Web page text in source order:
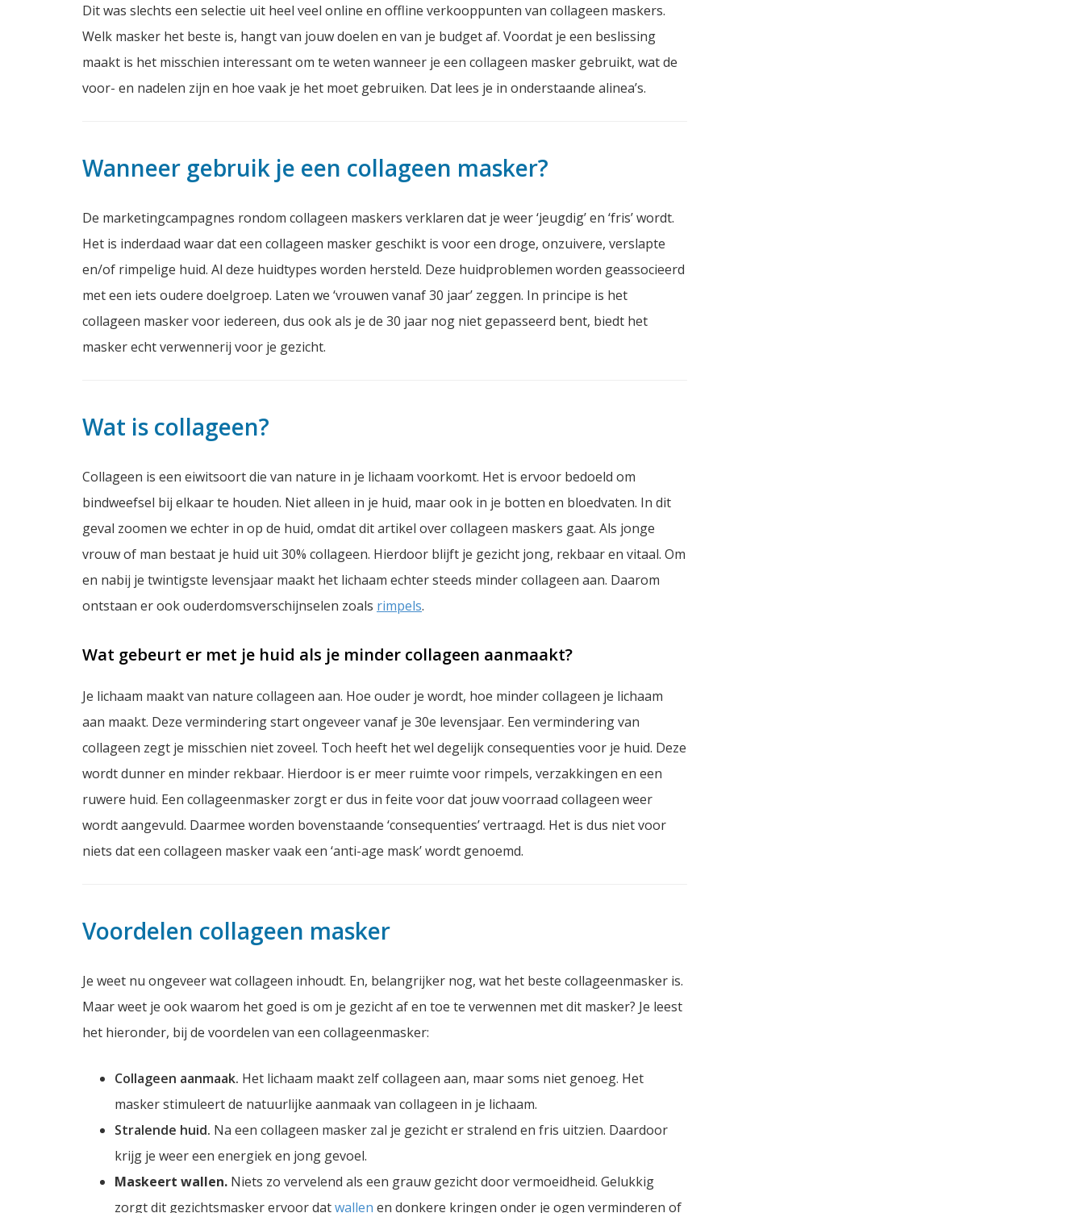
Dit was slechts een selectie uit heel veel online en offline verkooppunten van collageen maskers.
Welk masker het beste is, hangt van jouw doelen en van je budget af. Voordat je een beslissing
maakt is het misschien interessant om te weten wanneer je een collageen masker gebruikt, wat de
voor- en nadelen zijn en hoe vaak je het moet gebruiken. Dat lees je in onderstaande alinea’s.
Wanneer gebruik je een collageen masker?
De marketingcampagnes rondom collageen maskers verklaren dat je weer ‘jeugdig’ en ‘fris’ wordt.
Het is inderdaad waar dat een collageen masker geschikt is voor een droge, onzuivere, verslapte
en/of rimpelige huid. Al deze huidtypes worden hersteld. Deze huidproblemen worden geassocieerd
met een iets oudere doelgroep. Laten we ‘vrouwen vanaf 30 jaar’ zeggen. In principe is het
collageen masker voor iedereen, dus ook als je de 30 jaar nog niet gepasseerd bent, biedt het
masker echt verwennerij voor je gezicht.
Wat is collageen?
Collageen is een eiwitsoort die van nature in je lichaam voorkomt. Het is ervoor bedoeld om
bindweefsel bij elkaar te houden. Niet alleen in je huid, maar ook in je botten en bloedvaten. In dit
geval zoomen we echter in op de huid, omdat dit artikel over collageen maskers gaat. Als jonge
vrouw of man bestaat je huid uit 30% collageen. Hierdoor blijft je gezicht jong, rekbaar en vitaal. Om
en nabij je twintigste levensjaar maakt het lichaam echter steeds minder collageen aan. Daarom
ontstaan er ook ouderdomsverschijnselen zoals rimpels.
Wat gebeurt er met je huid als je minder collageen aanmaakt?
Je lichaam maakt van nature collageen aan. Hoe ouder je wordt, hoe minder collageen je lichaam
aan maakt. Deze vermindering start ongeveer vanaf je 30e levensjaar. Een vermindering van
collageen zegt je misschien niet zoveel. Toch heeft het wel degelijk consequenties voor je huid. Deze
wordt dunner en minder rekbaar. Hierdoor is er meer ruimte voor rimpels, verzakkingen en een
ruwere huid. Een collageenmasker zorgt er dus in feite voor dat jouw voorraad collageen weer
wordt aangevuld. Daarmee worden bovenstaande ‘consequenties’ vertraagd. Het is dus niet voor
niets dat een collageen masker vaak een ‘anti-age mask’ wordt genoemd.
Voordelen collageen masker
Je weet nu ongeveer wat collageen inhoudt. En, belangrijker nog, wat het beste collageenmasker is.
Maar weet je ook waarom het goed is om je gezicht af en toe te verwennen met dit masker? Je leest
het hieronder, bij de voordelen van een collageenmasker:
Collageen aanmaak. Het lichaam maakt zelf collageen aan, maar soms niet genoeg. Het
masker stimuleert de natuurlijke aanmaak van collageen in je lichaam.
Stralende huid. Na een collageen masker zal je gezicht er stralend en fris uitzien. Daardoor
krijg je weer een energiek en jong gevoel.
Maskeert wallen. Niets zo vervelend als een grauw gezicht door vermoeidheid. Gelukkig
zorgt dit gezichtsmasker ervoor datwallen en donkere kringen onder je ogen verminderen of